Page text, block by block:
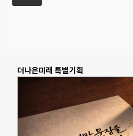
더나은미래 특별기획